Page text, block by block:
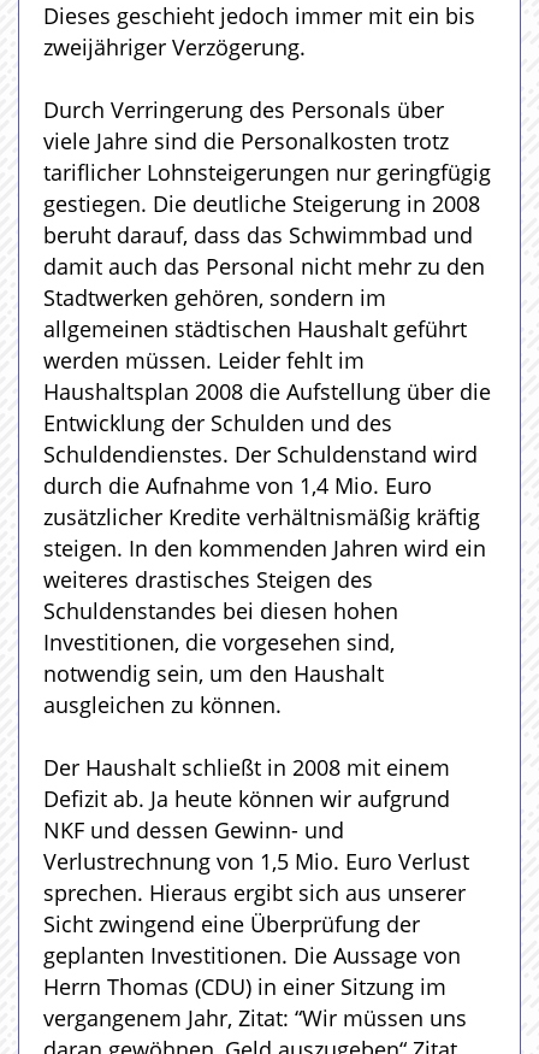
Dieses geschieht jedoch immer mit ein bis
zweijähriger Verzögerung.
Durch Verringerung des Personals über
viele Jahre sind die Personalkosten trotz
tariflicher Lohnsteigerungen nur geringfügig
gestiegen. Die deutliche Steigerung in 2008
beruht darauf, dass das Schwimmbad und
damit auch das Personal nicht mehr zu den
Stadtwerken gehören, sondern im
allgemeinen städtischen Haushalt geführt
werden müssen. Leider fehlt im
Haushaltsplan 2008 die Aufstellung über die
Entwicklung der Schulden und des
Schuldendienstes. Der Schuldenstand wird
durch die Aufnahme von 1,4 Mio. Euro
zusätzlicher Kredite verhältnismäßig kräftig
steigen. In den kommenden Jahren wird ein
weiteres drastisches Steigen des
Schuldenstandes bei diesen hohen
Investitionen, die vorgesehen sind,
notwendig sein, um den Haushalt
ausgleichen zu können.
Der Haushalt schließt in 2008 mit einem
Defizit ab. Ja heute können wir aufgrund
NKF und dessen Gewinn- und
Verlustrechnung von 1,5 Mio. Euro Verlust
sprechen. Hieraus ergibt sich aus unserer
Sicht zwingend eine Überprüfung der
geplanten Investitionen. Die Aussage von
Herrn Thomas (CDU) in einer Sitzung im
vergangenem Jahr, Zitat: “Wir müssen uns